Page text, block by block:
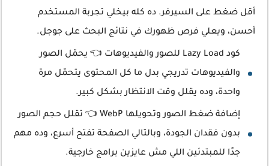
أقل ضغط على السيرفر. ده كله بيخلي تجربة المستخدم
أحسن، ويعلي فرص ظهورك في نتائج البحث على جوجل.
كود Lazy Load للصور والفيديوهات 👈 يحمّل الصور
والفيديوهات تدريجي بدل ما كل المحتوى يتحمّل مرة
واحدة، وده يقلل وقت الانتظار بشكل كبير.
إضافة ضغط الصور وتحويلها WebP 👈 تقلل حجم الصور
بدون فقدان الجودة، وبالتالي الصفحة تفتح أسرع، وده مهم
جدًا للمبتدئين اللي مش عايزين برامج خارجية.